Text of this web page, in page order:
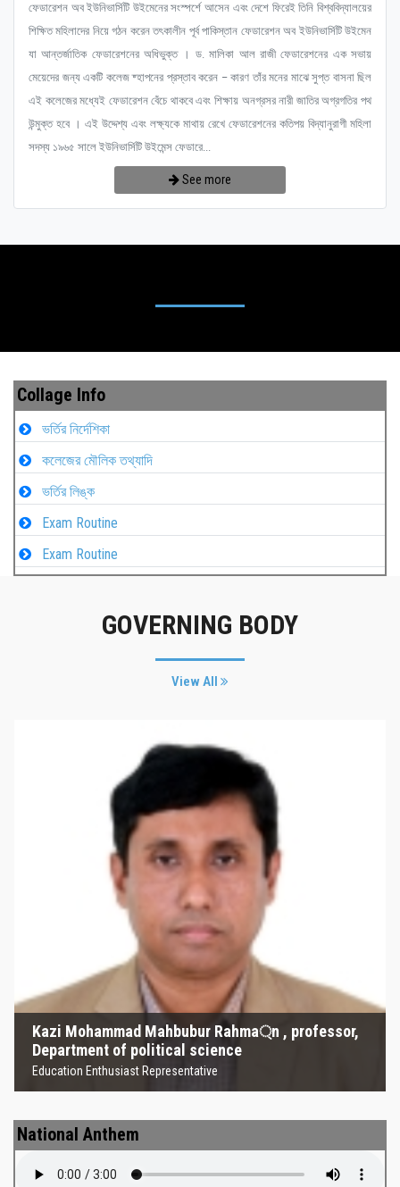
ফেডারেশন অব ইউনিভার্সিটি উইমেনের সংস্পর্শে আসেন এবং দেশে ফিরেই তিনি বিশ্ববিদ্যালয়ের
শিক্ষিত মহিলাদের নিয়ে গঠন করেন তৎকালীন পূর্ব পাকিস্তান ফেডারেশন অব ইউনিভার্সিটি উইমেন
যা আন্তর্জাতিক ফেডারেশনের অধিভুক্ত । ড. মালিকা আল রাজী ফেডারেশনের এক সভায়
মেয়েদের জন্য একটি কলেজ ষ্হাপনের প্রস্তাব করেন – কারণ তাঁর মনের মাঝে সুপ্ত বাসনা ছিল
এই কলেজের মধ্যেই ফেডারেশন বেঁচে থাকবে এবং শিক্ষায় অনগ্রসর নারী জাতির অগ্রগতির পথ
উন্মুক্ত হবে । এই উদ্দেশ্য এবং লক্ষ্যকে মাথায় রেখে ফেডারেশনের কতিপয় বিদ্যানুরাগী মহিলা
সদস্য ১৯৬৫ সালে ইউনিভার্সিটি উইমেন্স ফেডারে...
See more
Collage Info
ভর্তির নির্দেশিকা
কলেজের মৌলিক তথ্যাদি
ভর্তির লিঙ্ক
Exam Routine
Exam Routine
GOVERNING BODY
View All
Kazi Mohammad Mahbubur Rahma্‌n , professor,
Department of political science
Education Enthusiast Representative
Kazi Mohammad Mahbubur
Rahma্‌n , professor, Department
of political science
Education Enthusiast Representative
National Anthem